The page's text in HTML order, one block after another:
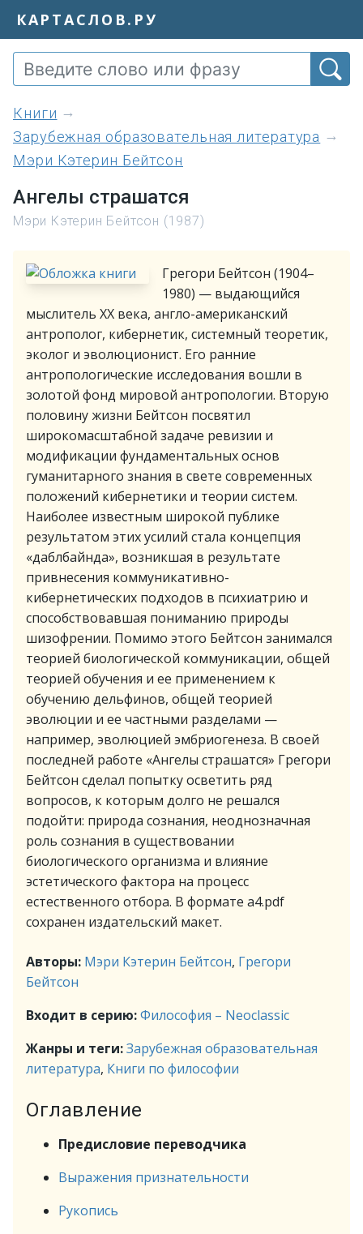
КАРТАСЛОВ.РУ
книги
Зарубежная образовательная литература
Мэри Кэтерин Бейтсон
Ангелы страшатся
Мэри Кэтерин Бейтсон (1987)
Грегори Бейтсон (1904–
1980) — выдающийся
мыслитель XX века, англо-американский
антрополог, кибернетик, системный теоретик,
эколог и эволюционист. Его ранние
антропологические исследования вошли в
золотой фонд мировой антропологии. Вторую
половину жизни Бейтсон посвятил
широкомасштабной задаче ревизии и
модификации фундаментальных основ
гуманитарного знания в свете современных
положений кибернетики и теории систем.
Наиболее известным широкой публике
результатом этих усилий стала концепция
«даблбайнда», возникшая в результате
привнесения коммуникативно-
кибернетических подходов в психиатрию и
способствовавшая пониманию природы
шизофрении. Помимо этого Бейтсон занимался
теорией биологической коммуникации, общей
теорией обучения и ее применением к
обучению дельфинов, общей теорией
эволюции и ее частными разделами —
например, эволюцией эмбриогенеза. В своей
последней работе «Ангелы страшатся» Грегори
Бейтсон сделал попытку осветить ряд
вопросов, к которым долго не решался
подойти: природа сознания, неоднозначная
роль сознания в существовании
биологического организма и влияние
эстетического фактора на процесс
естественного отбора. В формате a4.pdf
сохранен издательский макет.
Авторы: Мэри Кэтерин Бейтсон, Грегори
Бейтсон
Входит в серию:Философия – Neoclassic
Жанры и теги:Зарубежная образовательная
литература, Книги по философии
Оглавление
Предисловие переводчика
Выражения признательности
Рукопись